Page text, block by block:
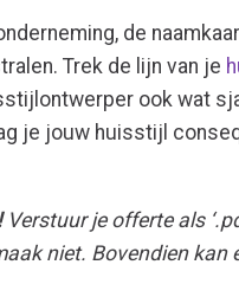
de
Trek de lijn van je
ook wat
je jouw huisstijl
Verstuur je offerte als
niet. Bovendien kan